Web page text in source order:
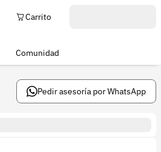
Carrito
Comunidad
Pedir asesoría por WhatsApp